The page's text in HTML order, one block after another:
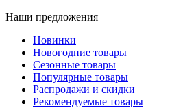
Наши предложения
Новинки
Новогодние товары
Сезонные товары
Популярные товары
Распродажи и скидки
Рекомендуемые товары